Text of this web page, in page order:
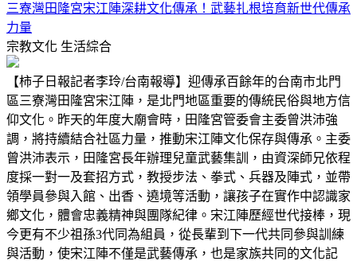
三寮灣田隆宮宋江陣深耕文化傳承！武藝扎根培育新世代傳承
力量
宗教文化 生活綜合
【柿子日報記者李玲/台南報導】迎傳承百餘年的台南市北門
區三寮灣田隆宮宋江陣，是北門地區重要的傳統民俗與地方信
仰文化。昨天的年度大廟會時，田隆宮管委會主委曾洪沛強
調，將持續結合社區力量，推動宋江陣文化保存與傳承。主委
曾洪沛表示，田隆宮長年辦理兒童武藝集訓，由資深師兄依程
度採一對一及套招方式，教授步法、拳式、兵器及陣式，並帶
領學員參與入館、出香、遶境等活動，讓孩子在實作中認識家
鄉文化，體會忠義精神與團隊紀律。宋江陣歷經世代接棒，現
今更有不少祖孫3代同為組員，從長輩到下一代共同參與訓練
與活動，使宋江陣不僅是武藝傳承，也是家族共同的文化記